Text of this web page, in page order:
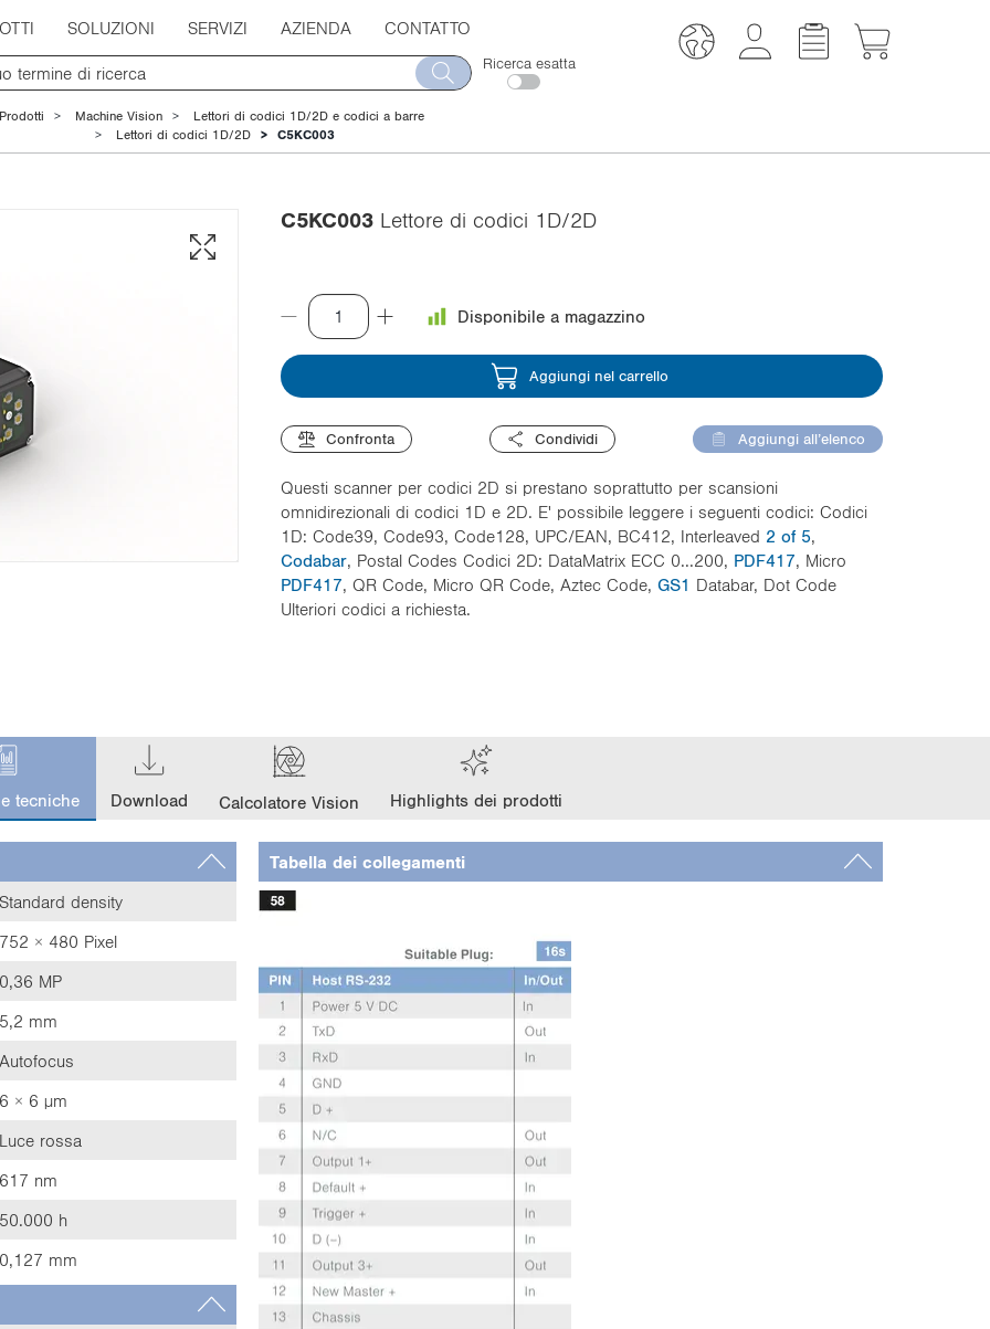
SOLUZIONI SERVIZI AZIENDA CONTATTO
Ricerca esatta
Prodotti Machine Vision
Lettori di codici 1D/2D e codici a barre
Lettori di codici 1D/2D
C5KC003
C5KC003 Lettore di codici 1D/2D
Disponibile a magazzino
Aggiungi nel carrello
Confronta Condividi Aggiungi all’elenco
Questi scanner per codici 2D si prestano soprattutto per scansioni
omnidirezionali di codici 1D e 2D. E' possibile leggere i seguenti codici: Codici
1D: Code39, Code93, Code128, UPC/EAN, BC412, Interleaved 2 of 5
Codabar , Postal Codes Codici 2D: DataMatrix ECC 0...200, PDF417 , Micro
PDF417 , QR Code, Micro QR Code, Aztec Code, GS1 Databar, Dot Code
Ulteriori codici a richiesta.
tecniche Download Calcolatore Vision Highlights dei prodotti
Standard density
752 × 480 Pixel
0,36 MP
5,2 mm
Autofocus
6 × 6 µm
Luce rossa
617 nm
50.000 h
0,127 mm
Tabella dei collegamenti